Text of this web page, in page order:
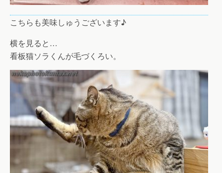
こちらも美味しゅうございます♪
横を見ると…
看板猫ソラくんが毛づくろい。